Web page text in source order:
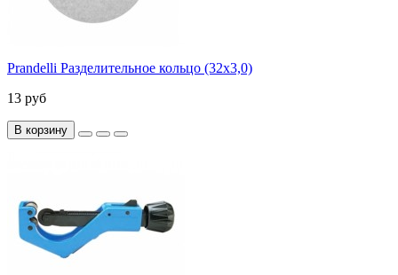
Prandelli Разделительное кольцо (32х3,0)
13 руб
В корзину